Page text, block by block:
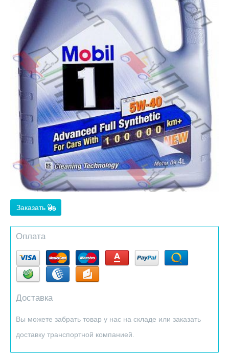
Заказать
Оплата
Доставка
Вы можете забрать товар у нас на складе или заказать
доставку транспортной компанией.